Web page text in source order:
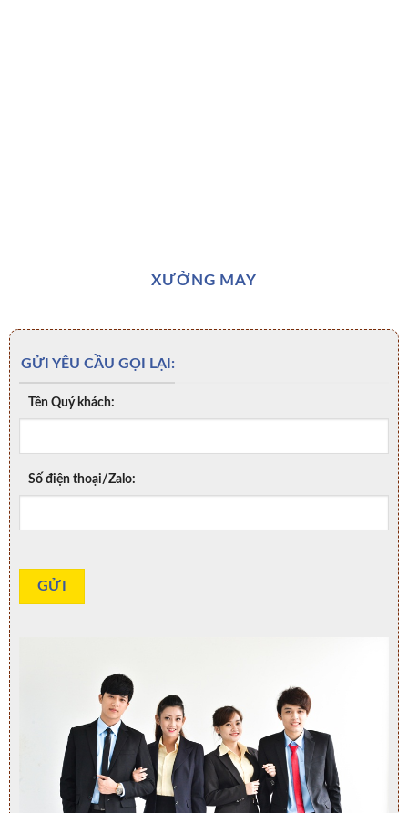
XƯỞNG MAY
GỬI YÊU CẦU GỌI LẠI:
Tên Quý khách:
Số điện thoại/Zalo: